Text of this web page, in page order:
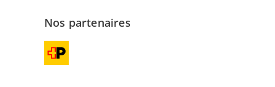
Nos partenaires